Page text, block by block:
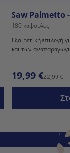
Saw Palmetto
180 κάψουλες
Εξαιρετική επιλογή
και των
19,99 €22,99 €